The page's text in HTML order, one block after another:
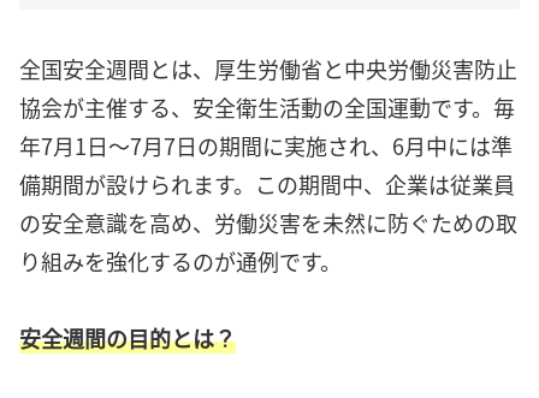
全国安全週間とは、厚生労働省と中央労働災害防止
協会が主催する、安全衛生活動の全国運動です。毎
年7月1日～7月7日の期間に実施され、6月中には準
備期間が設けられます。この期間中、企業は従業員
の安全意識を高め、労働災害を未然に防ぐための取
り組みを強化するのが通例です。
安全週間の目的とは？